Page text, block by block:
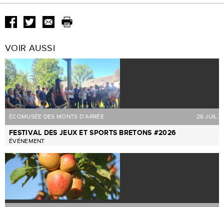
VOIR AUSSI
ÉCOMUSÉE DES MONTS D’ARRÉE 26 JUIL.
FESTIVAL DES JEUX ET SPORTS BRETONS #2026
ÉVÉNEMENT